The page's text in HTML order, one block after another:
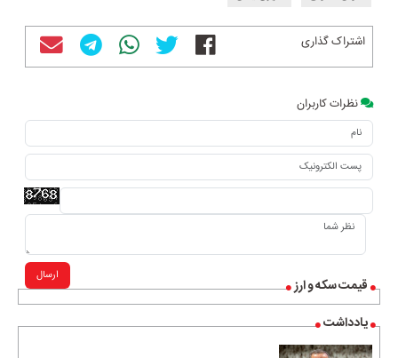
قیمت سکه و ارز
یادداشت
اشتراک گذاری
نظرات کاربران
ارسال